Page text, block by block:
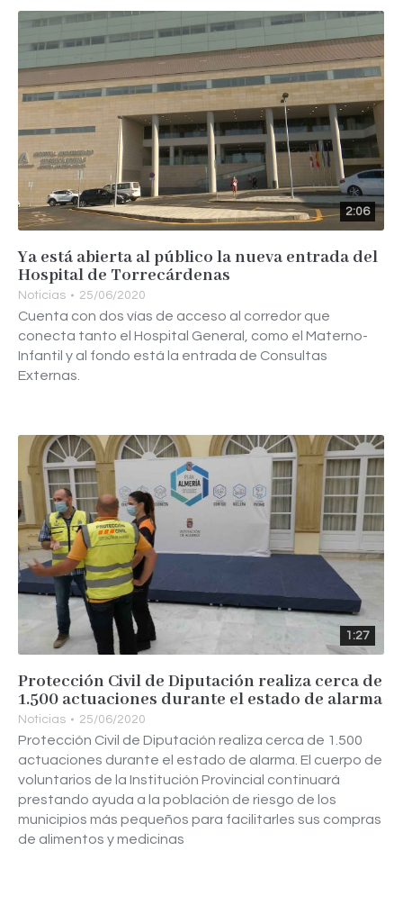
2:06
Ya está abierta al público la nueva entrada del
Hospital de Torrecárdenas
Noticias 25/06/2020
Cuenta con dos vías de acceso al corredor que
conecta tanto el Hospital General, como el Materno-
Infantil y al fondo está la entrada de Consultas
Externas.
1:27
Protección Civil de Diputación realiza cerca de
1.500 actuaciones durante el estado de alarma
Noticias 25/06/2020
Protección Civil de Diputación realiza cerca de 1.500
actuaciones durante el estado de alarma. El cuerpo de
voluntarios de la Institución Provincial continuará
prestando ayuda a la población de riesgo de los
municipios más pequeños para facilitarles sus compras
de alimentos y medicinas